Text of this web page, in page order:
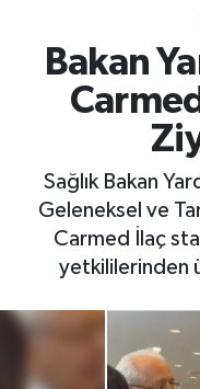
Bakan
Sağlık Bakan
Geleneksel ve
Carmed İlaç
yetkililerinden